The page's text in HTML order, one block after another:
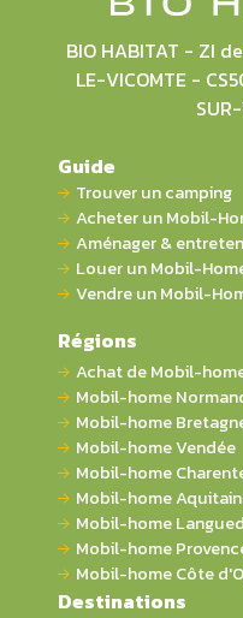
BIO HABITAT - ZI
LE-VICOMTE -
Guide
Trouver un camping
Acheter un Mobil-
Aménager &
Louer un Mobil-
Vendre un Mobil-
Régions
Achat de Mobil-
Mobil-home
Mobil-home
Mobil-home Vendée
Mobil-home
Mobil-home
Mobil-home
Mobil-home
Mobil-home Côte
Destinations